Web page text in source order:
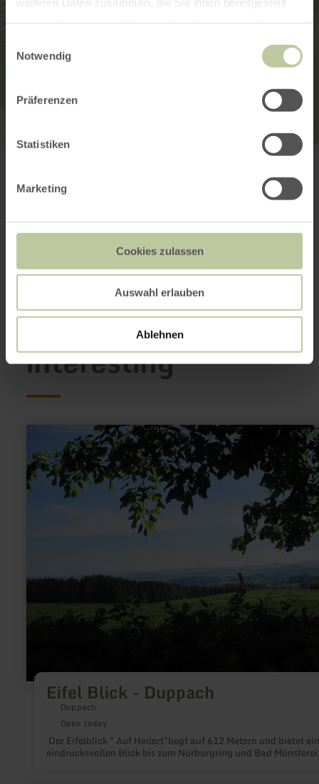
Notwendig
Präferenzen
Statistiken
Marketing
Cookies zulassen
Auswahl erlauben
Ablehnen
Aussichtstürmchen Nr. 2
Email
Plan your arrival
This might also be
interesting
Eifel Blick - Duppach
Duppach
Open today
Der Eifelblick " Auf Heilert"liegt auf 612 Metern und bietet
eindrucksvollen Blick bis zum Nürburgring und Bad
about:
Eifel
Blick
-
Duppach